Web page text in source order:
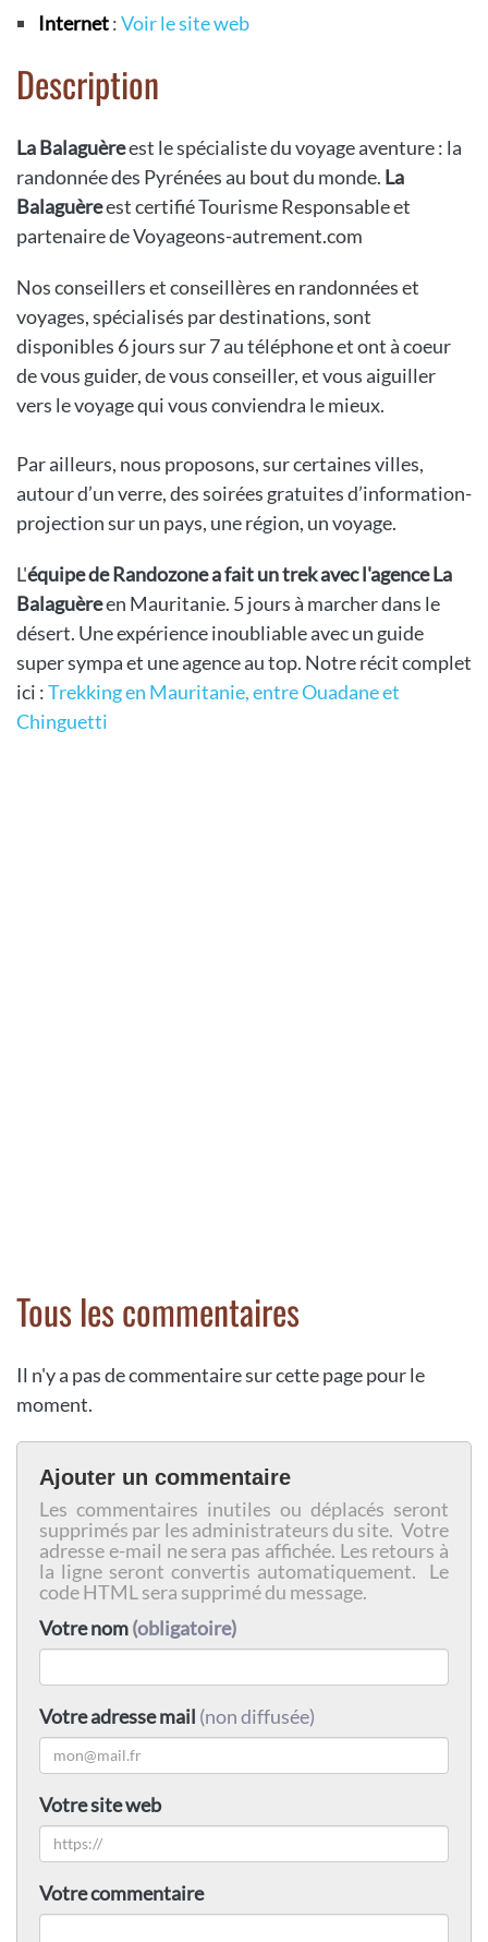
Internet:Voir le site web
Description
La Balaguèreest le spécialiste du voyage aventure : la
randonnée des Pyrénées au bout du monde. La
Balaguèreest certifié Tourisme Responsable et
partenaire de Voyageons-autrement.com
Nos conseillers et conseillères en randonnées et
voyages, spécialisés par destinations, sont
disponibles 6 jours sur 7 au téléphone et ont à coeur
de vous guider, de vous conseiller, et vous aiguiller
vers le voyage qui vous conviendra le mieux.
Par ailleurs, nous proposons, sur certaines villes,
autour d’un verre, des soirées gratuites d’information-
projection sur un pays, une région, un voyage.
L'équipe de Randozone a fait un trek avec l'agence La
Balaguèreen Mauritanie. 5 jours à marcher dans le
désert. Une expérience inoubliable avec un guide
super sympa et une agence au top. Notre récit complet
ici :Trekking en Mauritanie, entre Ouadane et
Chinguetti
Tous les commentaires
Il n'y a pas de commentaire sur cette page pour le
moment.
Ajouter un commentaire
Les commentaires inutiles ou déplacés seront
supprimés par les administrateurs du site. Votre
adresse e-mail ne sera pas affichée. Les retours à
la ligne seront convertis automatiquement. Le
code HTML sera supprimé du message.
Votre nom(obligatoire)
Votre adresse mail (non diffusée)
Votre site web
Votre commentaire